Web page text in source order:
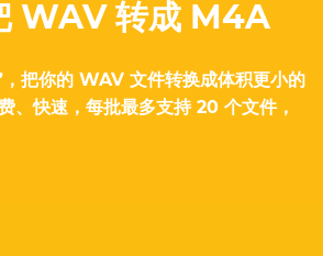
WAV 转成 M4A
，把你的 WAV 文件转换成体积更小的
、快速，每批最多支持 20 个文件，